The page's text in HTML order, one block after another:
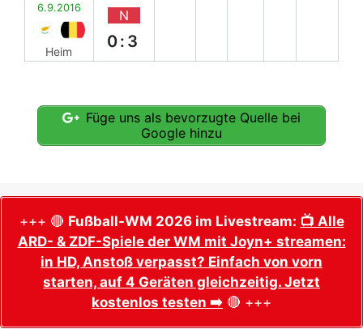
6.9.2016
Heim
N
0:3
Füge uns als bevorzugte Quelle bei
Google hinzu
+++ 🔴 Fußball-WM 2026 im Livestream: 📺 Alle
ARD- & ZDF-Spiele der WM mit Joyn+ streamen:
in HD, Anstoß verpasst? Einfach von vorn
starten, auf 4 Geräten gleichzeitig. Jetzt
kostenlos testen ➡️ 🔴 +++